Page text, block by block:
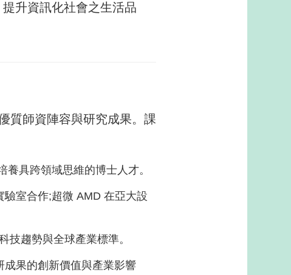
升資訊化社會之生活品
質師資陣容與研究成果。課
具跨領域思維的博士人才。
驗室合作;超微 AMD 在亞大設
趨勢與全球產業標準。
果的創新價值與產業影響